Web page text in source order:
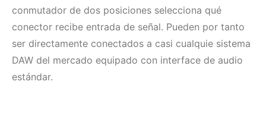
conmutador de dos posiciones selecciona qué
conector recibe entrada de señal. Pueden por tanto
ser directamente conectados a casi cualquie sistema
DAW del mercado equipado con interface de audio
estándar.